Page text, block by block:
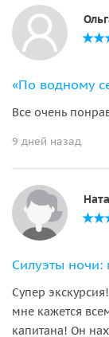
Все очень
9 дней назад
Супер
мне кажется
капитана! Он